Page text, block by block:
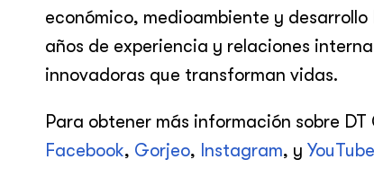
económico, medioambiente y
años de experiencia y relaciones
innovadoras que transforman vidas.
Para obtener más información sobre
Facebook, Gorjeo, Instagram, y YouTube